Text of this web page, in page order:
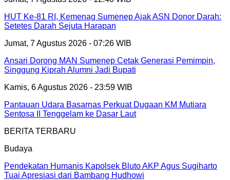
HUT Ke-81 RI, Kemenag Sumenep Ajak ASN Donor Darah:
Setetes Darah Sejuta Harapan
Jumat, 7 Agustus 2026 - 07:26 WIB
Ansari Dorong MAN Sumenep Cetak Generasi Pemimpin,
Singgung Kiprah Alumni Jadi Bupati
Kamis, 6 Agustus 2026 - 23:59 WIB
Pantauan Udara Basarnas Perkuat Dugaan KM Mutiara
Sentosa II Tenggelam ke Dasar Laut
BERITA TERBARU
Budaya
Pendekatan Humanis Kapolsek Bluto AKP Agus Sugiharto
Tuai Apresiasi dari Bambang Hudhowi